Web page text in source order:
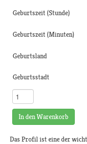
Geburtszeit (Stunde)
Geburtszeit (Minuten)
Geburtsland
Geburtsstadt
In den Warenkorb
Das Profil ist eine der